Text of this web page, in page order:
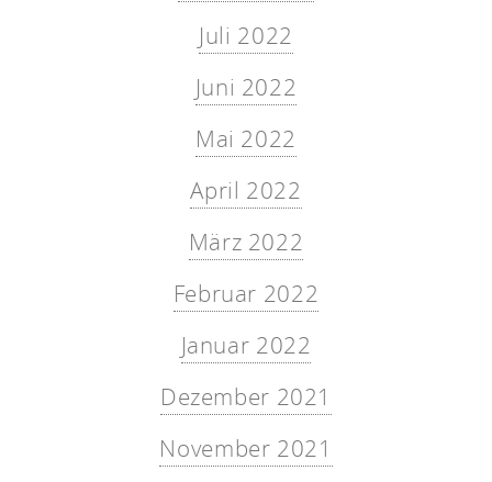
Juli 2022
Juni 2022
Mai 2022
April 2022
März 2022
Februar 2022
Januar 2022
Dezember 2021
November 2021